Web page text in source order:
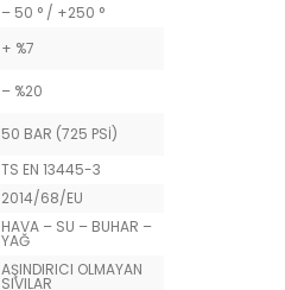
– 50 ° / +250 °
+ %7
– %20
50 BAR (725 PSİ)
TS EN 13445-3
2014/68/EU
HAVA – SU – BUHAR –
YAĞ
AŞINDIRICI OLMAYAN
SIVILAR